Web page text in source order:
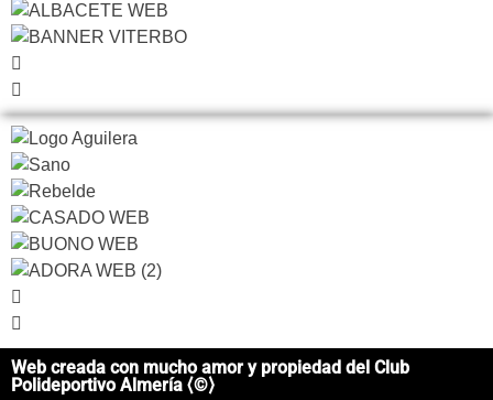
Web creada con mucho amor y propiedad del Club
Polideportivo Almería ⟨©⟩